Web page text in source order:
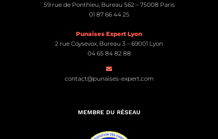
59 rue de Ponthieu, Bureau 562 – 75008 Paris
01 87 66 44 25
Punaises Expert Lyon
2 rue Coysevox, Bureau 3 – 69001 Lyon
04 65 84 82 88
contact@punaises-expert.com
MEMBRE DU RÉSEAU